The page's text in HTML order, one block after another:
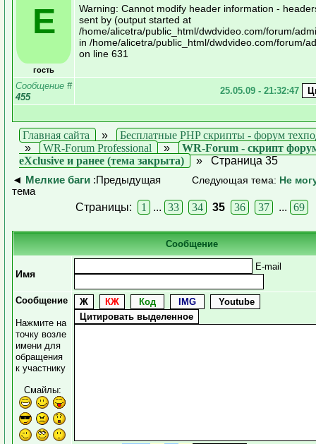
E
гость
Warning: Cannot modify header information -
sent by (output started at
/home/alicetra/public_html/dwdvideo.com/forum/
in /home/alicetra/public_html/dwdvideo.com/forum/
on line 631
Сообщение #
455
25.05.09 - 21:32:47
Главная сайта »
Бесплатные PHP скрипты - форум
»
WR-Forum Professional »
WR-Forum - скрипт
eXclusive и ранее (тема закрыта)
» Страница 35
◄ Мелкие баги :Предыдущая
тема
Следующая тема: Не
Страницы: 1 ... 33 34 35 36 37 ... 69
Сообщение
Имя
E-mail
Сообщение
Нажмите на
точку возле
имени для
обращения
к участнику
Смайлы: